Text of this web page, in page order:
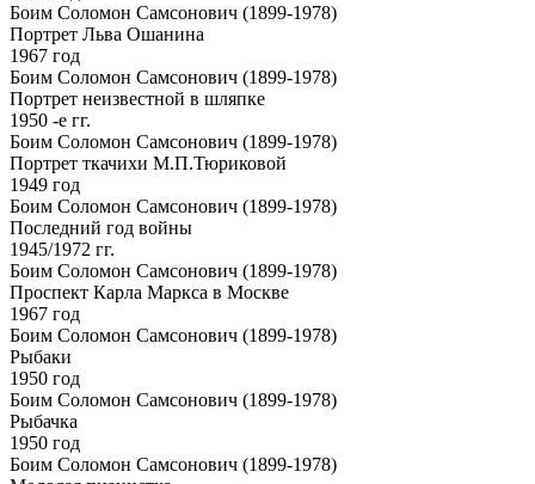
Боим Соломон Самсонович (1899-1978)
Портрет Льва Ошанина
1967 год
Боим Соломон Самсонович (1899-1978)
Портрет неизвестной в шляпке
1950 -е гг.
Боим Соломон Самсонович (1899-1978)
Портрет ткачихи М.П.Тюриковой
1949 год
Боим Соломон Самсонович (1899-1978)
Последний год войны
1945/1972 гг.
Боим Соломон Самсонович (1899-1978)
Проспект Карла Маркса в Москве
1967 год
Боим Соломон Самсонович (1899-1978)
Рыбаки
1950 год
Боим Соломон Самсонович (1899-1978)
Рыбачка
1950 год
Боим Соломон Самсонович (1899-1978)